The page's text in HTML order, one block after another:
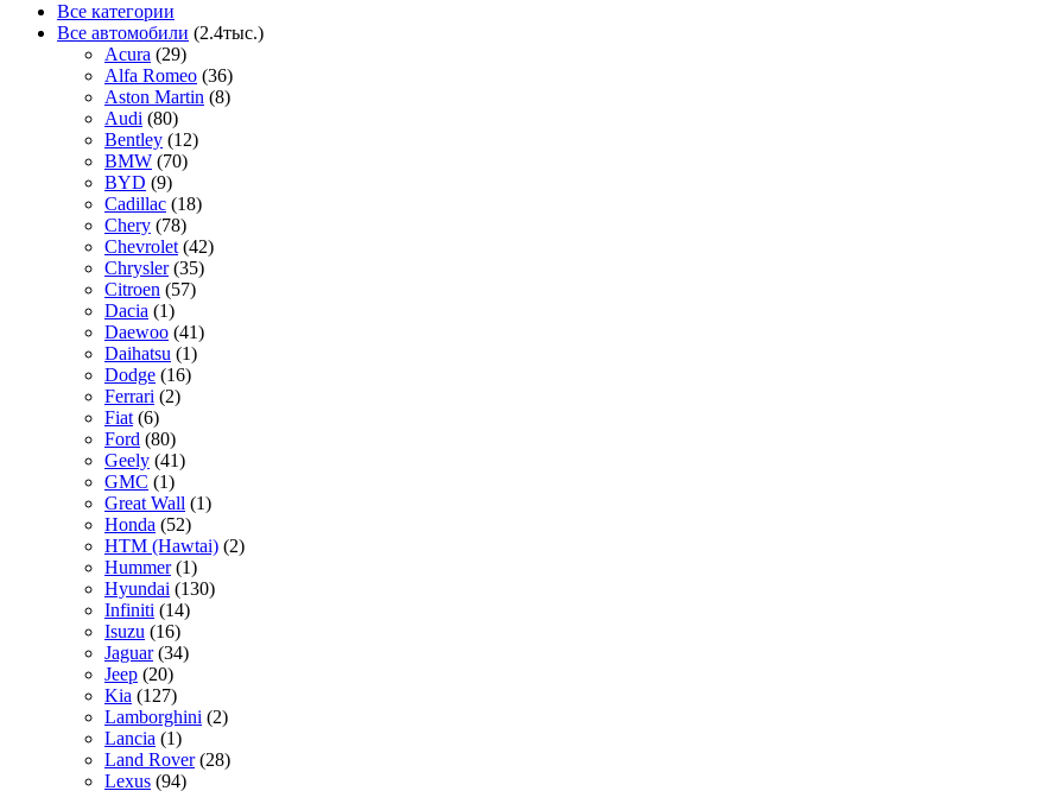
Все категории
Все автомобили (2.4тыс.)
Acura (29)
Alfa Romeo (36)
Aston Martin (8)
Audi (80)
Bentley (12)
BMW (70)
BYD (9)
Cadillac (18)
Chery (78)
Chevrolet (42)
Chrysler (35)
Citroen (57)
Dacia (1)
Daewoo (41)
Daihatsu (1)
Dodge (16)
Ferrari (2)
Fiat (6)
Ford (80)
Geely (41)
GMC (1)
Great Wall (1)
Honda (52)
HTM (Hawtai) (2)
Hummer (1)
Hyundai (130)
Infiniti (14)
Isuzu (16)
Jaguar (34)
Jeep (20)
Kia (127)
Lamborghini (2)
Lancia (1)
Land Rover (28)
Lexus (94)